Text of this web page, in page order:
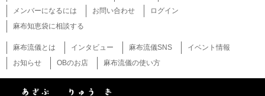
メンバーになるには
お問い合わせ
ログイン
麻布知恵袋に相談する
麻布流儀とは インタビュー 麻布流儀SNS
イベント情報
お知らせ
OBのお店 麻布流儀の使い方